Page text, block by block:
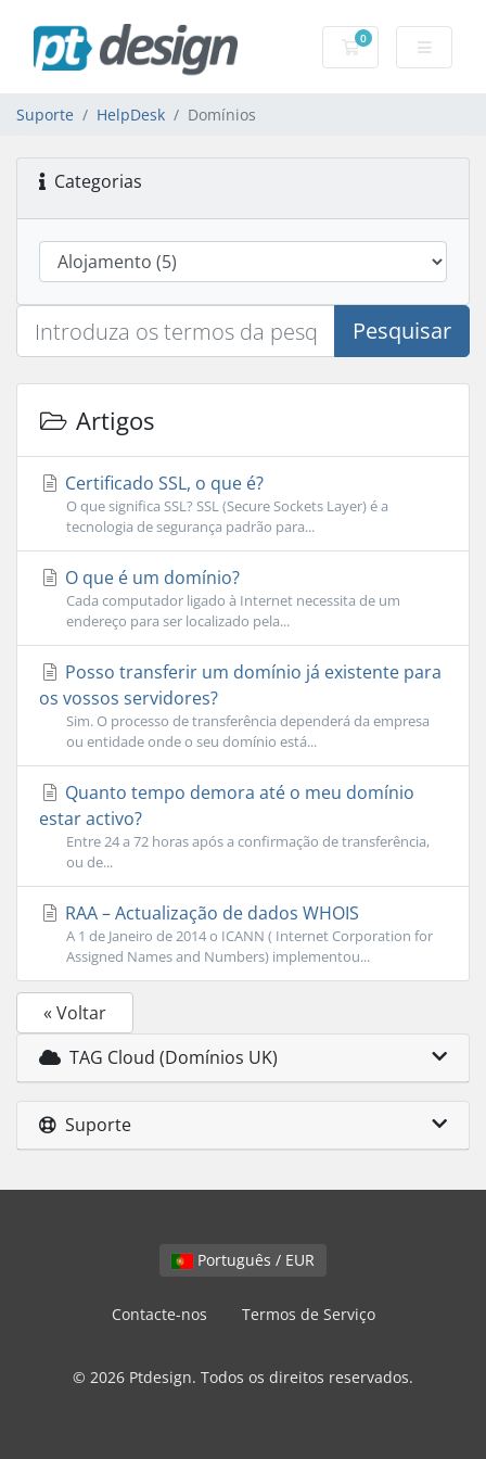
0
Carrinho de
Suporte HelpDesk Domínios
Categorias
Pesquisar
Artigos
Certificado SSL, o que é?
O que significa SSL? SSL (Secure Sockets Layer) é a
tecnologia de segurança padrão para...
O que é um domínio?
Cada computador ligado à Internet necessita de um
endereço para ser localizado pela...
Posso transferir um domínio já existente para
os vossos servidores?
Sim. O processo de transferência dependerá da empresa
ou entidade onde o seu domínio está...
Quanto tempo demora até o meu domínio
estar activo?
Entre 24 a 72 horas após a confirmação de transferência,
ou de...
RAA – Actualização de dados WHOIS
A 1 de Janeiro de 2014 o ICANN ( Internet Corporation for
Assigned Names and Numbers) implementou...
« Voltar
TAG Cloud (Domínios UK)
Suporte
Português / EUR
Contacte-nos Termos de Serviço
© 2026 Ptdesign. Todos os direitos reservados.